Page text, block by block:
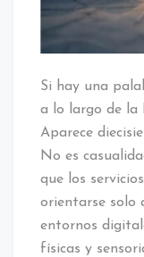
Si hay una
a lo largo de la
Aparece
No es
que los
orientarse solo
entornos
físicas y